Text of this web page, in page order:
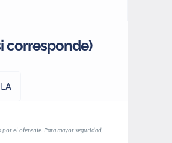
corresponde)
el oferente. Para mayor seguridad,